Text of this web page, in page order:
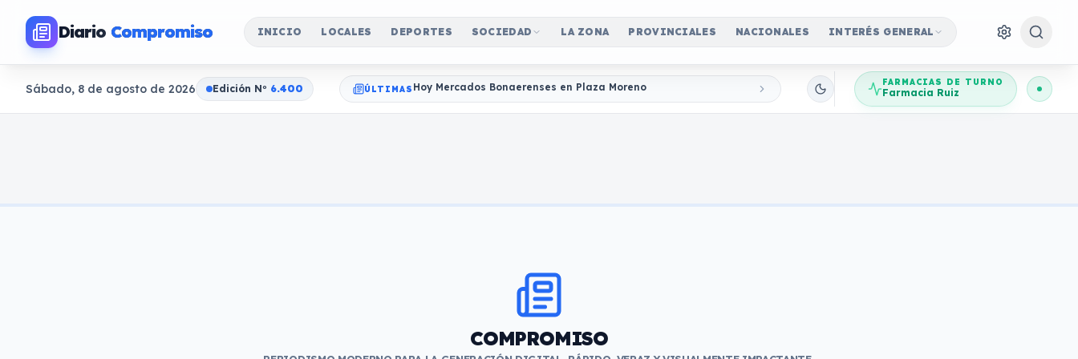
Diario Compromiso INICIO LOCALES DEPORTES SOCIEDAD LA ZONA PROVINCIALES NACIONALES INTERÉS GENERAL
Sábado, 8 de agosto de 2026 Edición No 6.400 ÚLTIMAS Hoy Mercados Bonaerenses en Plaza Moreno FARMACIAS DE TURNO
Farmacia Ruiz
COMPROMISO